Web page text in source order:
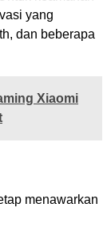
yang
dan beberapa
Xiaomi
menawarkan